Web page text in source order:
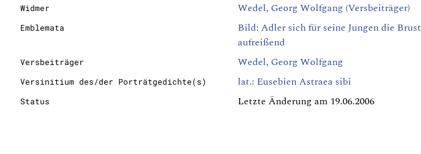
Widmer Wedel, Georg Wolfgang (Versbeiträger)
Emblemata
Bild: Adler sich für seine Jungen die Brust
aufreißend
Versbeiträger Wedel, Georg Wolfgang
Versinitium des/der Porträtgedichte(s) lat.: Eusebien Astraea sibi
Status Letzte Änderung am 19.06.2006